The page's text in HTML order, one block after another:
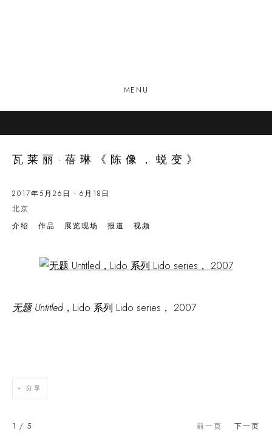
MENU
瓦莱丽·蓓琳《陈像，蜕变》
2017年5月26日 - 6月18日
北京
介绍
作品 展览现场 报道 视频
Open a larger version of the following image in a popup:
无题 Untitled， Lido 系列 Lido series， 2007
分享
前一页 下一页
1 / 5